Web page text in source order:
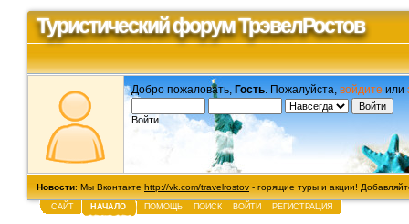
Туристический форум ТрэвелРостов
Добро пожаловать, Гость . Пожалуйста, войдите или
Войти
Новости: Мы Вконтакте http://vk.com/travelrostov - горящие туры и акции!
САЙТ НАЧАЛО ПОМОЩЬ ПОИСК ВОЙТИ РЕГИСТРАЦИЯ